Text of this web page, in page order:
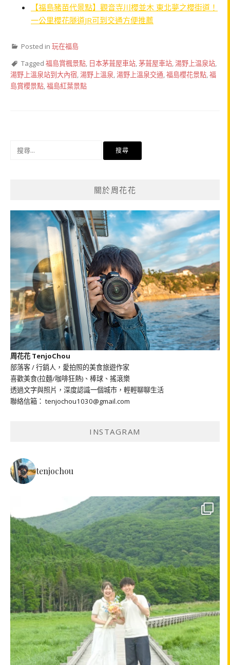
【福島豬苗代景點】觀音寺川櫻並木 東北夢之櫻街道！
一公里櫻花隧道JR可到交通方便推薦
Posted in 玩在福島
Tagged 福島賞楓景點, 日本茅葺屋車站,茅葺屋車站,湯野上温泉站,
湯野上溫泉站到大內宿,湯野上溫泉,湯野上溫泉交通,福島櫻花景點,福
島賞櫻景點,福島紅葉景點
關於周花花
周花花 TenjoChou
部落客 / 行銷人，愛拍照的美食旅遊作家
喜歡美食(拉麵/咖啡狂熱)、棒球、搖滾樂
透過文字與照片，深度認識一個城市，輕輕聊聊生活
聯絡信箱： tenjochou1030@gmail.com
INSTAGRAM
tenjochou